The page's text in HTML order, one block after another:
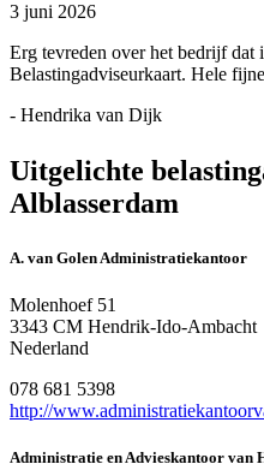
3 juni 2026
Erg tevreden over het bedrijf dat
Belastingadviseurkaart. Hele
- Hendrika van Dijk
Uitgelichte
Alblasserdam
A. van Golen Administratiekantoor
Molenhoef 51
3343 CM Hendrik-Ido-Ambacht
Nederland
078 681 5398
http://
Administratie en Advieskantoor van